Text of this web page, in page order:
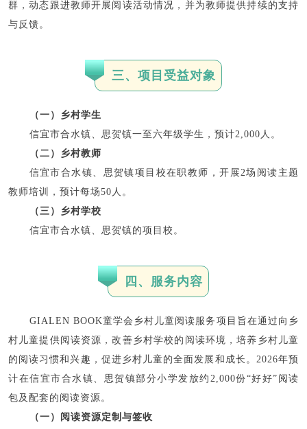
群，动态跟进教师开展阅读活动情况，并为教师提供持续的支持
与反馈。
三、项目受益对象
（一）乡村学生
信宜市合水镇、思贺镇一至六年级学生，预计2,000人。
（二）乡村教师
信宜市合水镇、思贺镇项目校在职教师，开展2场阅读主题
教师培训，预计每场50人。
（三）乡村学校
信宜市合水镇、思贺镇的项目校。
四、服务内容
GIALEN BOOK童学会乡村儿童阅读服务项目旨在通过向乡
村儿童提供阅读资源，改善乡村学校的阅读环境，培养乡村儿童
的阅读习惯和兴趣，促进乡村儿童的全面发展和成长。2026年预
计在信宜市合水镇、思贺镇部分小学发放约2,000份“好好”阅读
包及配套的阅读资源。
（一）阅读资源定制与签收